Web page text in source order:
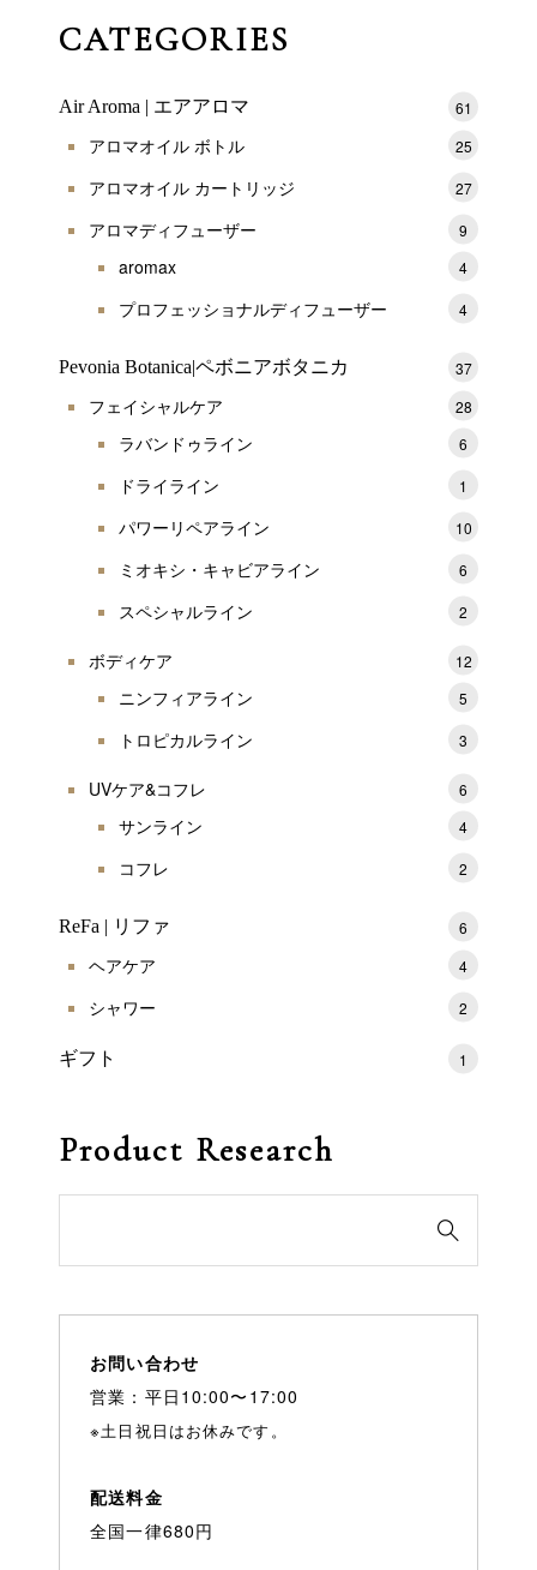
CATEGORIES
Air Aroma | エアアロマ 61
アロマオイル ボトル 25
アロマオイル カートリッジ 27
アロマディフューザー 9
aromax 4
プロフェッショナルディフューザー 4
Pevonia Botanica|ペボニアボタニカ 37
フェイシャルケア 28
ラバンドゥライン 6
ドライライン 1
パワーリペアライン 10
ミオキシ・キャビアライン 6
スペシャルライン 2
ボディケア 12
ニンフィアライン 5
トロピカルライン 3
UVケア&コフレ 6
サンライン 4
コフレ 2
ReFa | リファ 6
ヘアケア 4
シャワー 2
ギフト 1
Product Research
象:

お問い合わせ
営業：平日10:00〜17:00
※土日祝日はお休みです。
配送料金
全国一律680円